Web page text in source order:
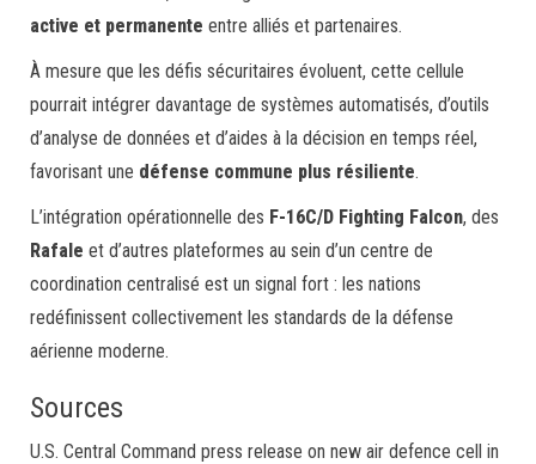
active et permanente entre alliés et partenaires.
À mesure que les défis sécuritaires évoluent, cette cellule
pourrait intégrer davantage de systèmes automatisés, d’outils
d’analyse de données et d’aides à la décision en temps réel,
favorisant une défense commune plus résiliente.
L’intégration opérationnelle des F-16C/D Fighting Falcon, des
Rafale et d’autres plateformes au sein d’un centre de
coordination centralisé est un signal fort : les nations
redéfinissent collectivement les standards de la défense
aérienne moderne.
Sources
U.S. Central Command press release on new air defence cell in